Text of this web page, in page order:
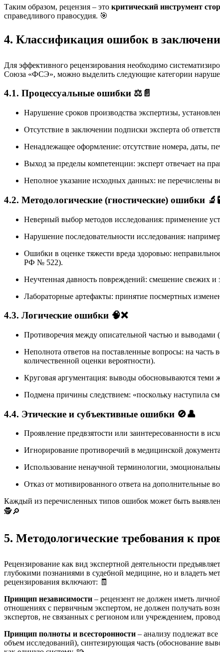
Таким образом, рецензия – это критический инструмент
справедливого правосудия. 🎯
4. Классификация ошибок в
Для эффективного рецензирования необходимо
Союза «ФСЭ», можно выделить следующие категории
4.1. Процессуальные ошибки ⚖️📄
Нарушение сроков производства экспертизы,
Отсутствие в заключении подписки эксперта об
Ненадлежащее оформление: отсутствие номера, даты,
Выход за пределы компетенции: эксперт отвечает на
Неполное указание исходных данных: не перечислены
4.2. Методологические (гностические) ошибки
Неверный выбор методов исследования: применение
Нарушение последовательности исследования:
Ошибки в оценке тяжести вреда здоровью:
РФ № 522).
Неучтенная давность повреждений: смешение свежих и
Лабораторные артефакты: принятие посмертных
4.3. Логические ошибки 🧠❌
Противоречия между описательной частью и
Неполнота ответов на поставленные вопросы: на
количественной оценки вероятности).
Круговая аргументация: выводы обосновываются теми
Подмена причины следствием: «поскольку наступила
4.4. Этические и субъективные ошибки 🚫👤
Проявление предвзятости или заинтересованности в
Игнорирование противоречий в медицинской
Использование ненаучной терминологии,
Отказ от мотивированного ответа на дополнительные
Каждый из перечисленных типов ошибок может быть
🕵️🔎
5. Методологические требования к
Рецензирование как вид экспертной деятельности
глубокими познаниями в судебной медицине, но и владеть
рецензирования включают: 🧾
Принцип независимости – рецензент не должен иметь
отношениях с первичным экспертом, не должен получать
экспертов, не связанных с регионом или учреждением,
Принцип полноты и всесторонности – анализу подлежат
объем исследований), синтезирующая часть (обоснование